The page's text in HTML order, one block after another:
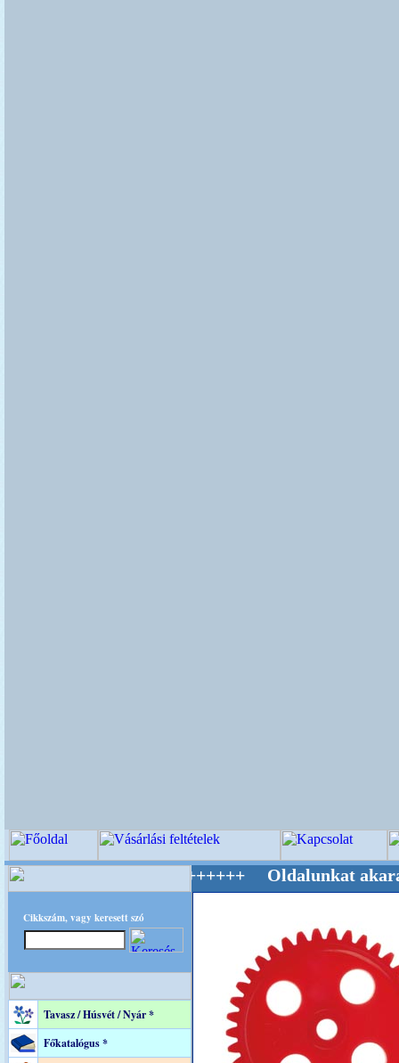
Cikkszám, vagy keresett szó
Tavasz / Húsvét / Nyár *
Főkatalógus *
Mestere! +++++++ Oldalunkat akarattal